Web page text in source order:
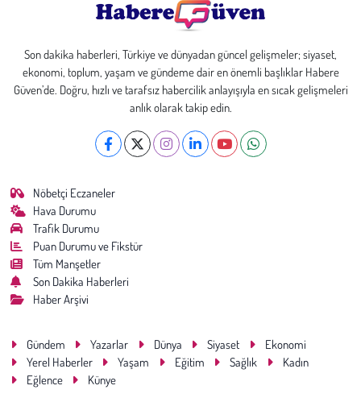
Son dakika haberleri, Türkiye ve dünyadan güncel gelişmeler; siyaset,
ekonomi, toplum, yaşam ve gündeme dair en önemli başlıklar Habere
Güven’de. Doğru, hızlı ve tarafsız habercilik anlayışıyla en sıcak gelişmeleri
anlık olarak takip edin.
Nöbetçi Eczaneler
Hava Durumu
Trafik Durumu
Puan Durumu ve Fikstür
Tüm Manşetler
Son Dakika Haberleri
Haber Arşivi
Gündem Yazarlar Dünya Siyaset
Ekonomi
Yerel Haberler
Yaşam Eğitim Sağlık
Kadın
Eğlence
Künye